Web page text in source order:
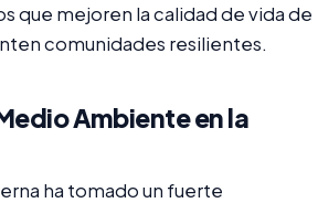
que mejoren la calidad de vida de
comunidades resilientes.
Ambiente en la
ha tomado un fuerte